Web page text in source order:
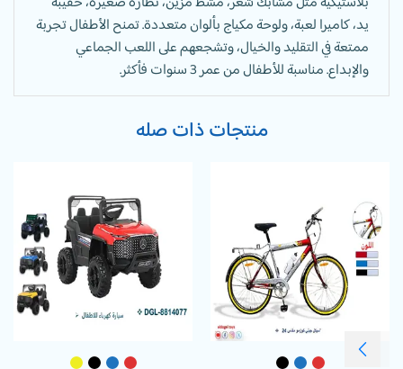
يد، كاميرا لعبة، ولوحة مكياج بألوان متعددة. تمنح الأطفال تجربة
ممتعة في التقليد والخيال، وتشجعهم على اللعب الجماعي
والإبداع. مناسبة للأطفال من عمر 3 سنوات فأكثر.
منتجات ذات صله